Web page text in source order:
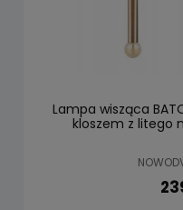
Lampa wisząca
kloszem z litego